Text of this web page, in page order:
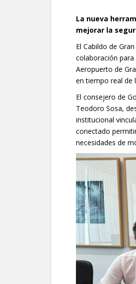
La nueva
mejorar la
El Cabildo de
colaboración
Aeropuerto de
en tiempo real de
El consejero de
Teodoro Sosa,
institucional
conectado
necesidades de